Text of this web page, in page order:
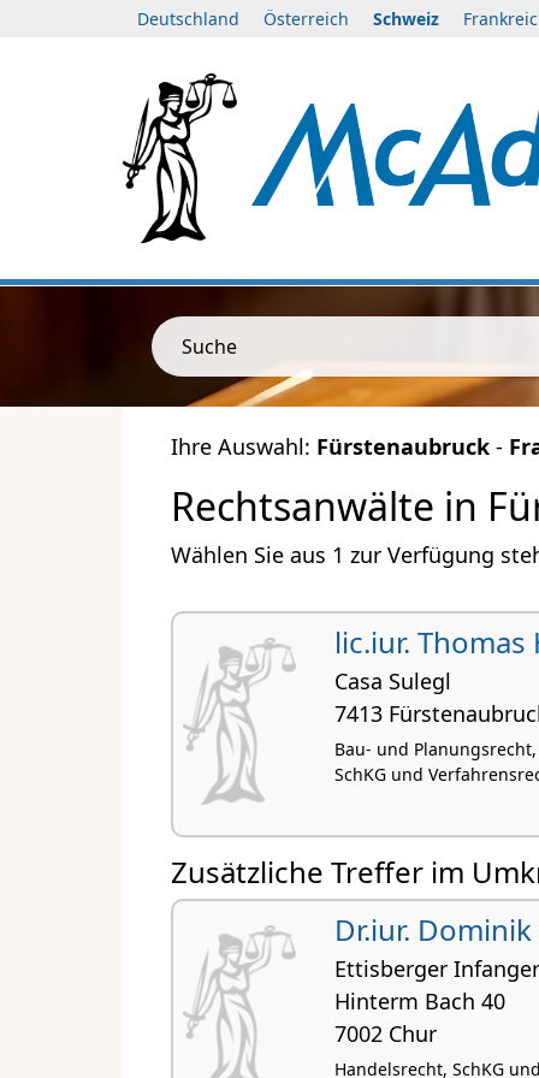
Deutschland Österreich Schweiz
Suche
Ihre Auswahl: Fürstenaubruck -
Rechtsanwälte in
Wählen Sie aus 1 zur Verfügung
lic.iur. Thomas
Casa Sulegl
7413
Bau- und
SchKG und
Zusätzliche Treffer im
Dr.iur.
Ettisberger
Hinterm Bach 40
7002 Chur
Handelsrecht, SchKG